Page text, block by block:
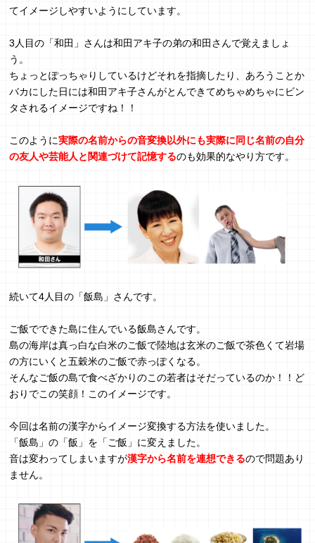
てイメージしやすいようにしています。
3人目の「和田」さんは和田アキ子の弟の和田さんで覚えましょ
う。
ちょっとぽっちゃりしているけどそれを指摘したり、あろうことか
バカにした日には和田アキ子さんがとんできてめちゃめちゃにビン
タされるイメージですね！！
このように実際の名前からの音変換以外にも実際に同じ名前の自分
の友人や芸能人と関連づけて記憶するのも効果的なやり方です。
続いて4人目の「飯島」さんです。
ご飯でできた島に住んでいる飯島さんです。
島の海岸は真っ白な白米のご飯で陸地は玄米のご飯で茶色くて岩場
の方にいくと五穀米のご飯で赤っぽくなる。
そんなご飯の島で食べざかりのこの若者はそだっているのか！！ど
おりでこの笑顔！このイメージです。
今回は名前の漢字からイメージ変換する方法を使いました。
「飯島」の「飯」を「ご飯」に変えました。
音は変わってしまいますが漢字から名前を連想できるので問題あり
ません。